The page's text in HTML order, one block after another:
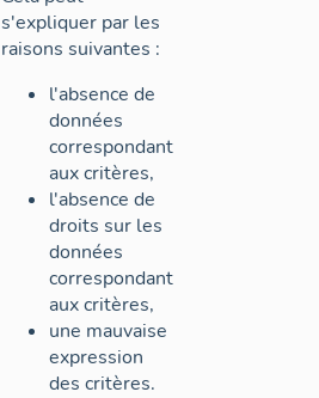
s'expliquer par les
raisons suivantes :
l'absence de
données
correspondant
aux critères,
l'absence de
droits sur les
données
correspondant
aux critères,
une mauvaise
expression
des critères.